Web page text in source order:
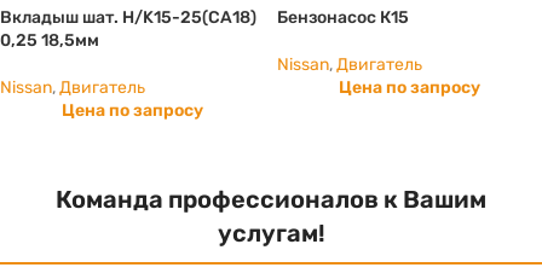
Вкладыш шат. Н/K15-25(СА18)
0,25 18,5мм
Nissan,Двигатель
Цена по запросу
Бензонасос К15
Nissan,Двигатель
Цена по запросу
Команда профессионалов к Вашим
услугам!